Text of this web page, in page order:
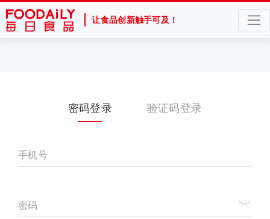
让食品创新触手可及！
密码登录 验证码登录
手机号
密码